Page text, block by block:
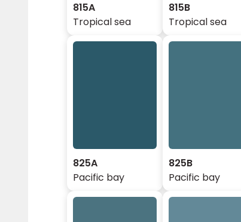
815A
Tropical sea
815B
Tropical sea
825A
Pacific bay
825B
Pacific bay